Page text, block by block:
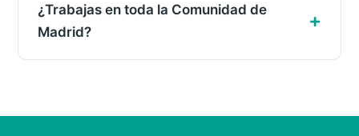
¿Trabajas en toda la Comunidad de
Madrid?